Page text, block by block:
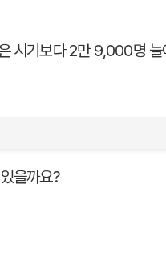
시기보다 2만 9,000명 늘
을까요?